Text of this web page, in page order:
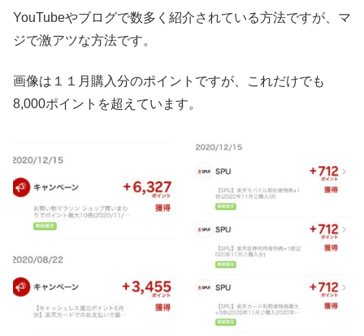
YouTubeやブログで数多く紹介されている方法ですが、マ
ジで激アツな方法です。
画像は１１月購入分のポイントですが、これだけでも
8,000ポイントを超えています。